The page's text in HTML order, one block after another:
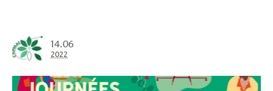
14.06
2022